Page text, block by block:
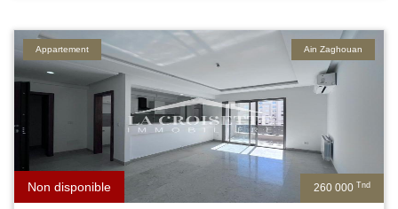
260 000 Tnd
Non disponible
Ain Zaghouan
Appartement